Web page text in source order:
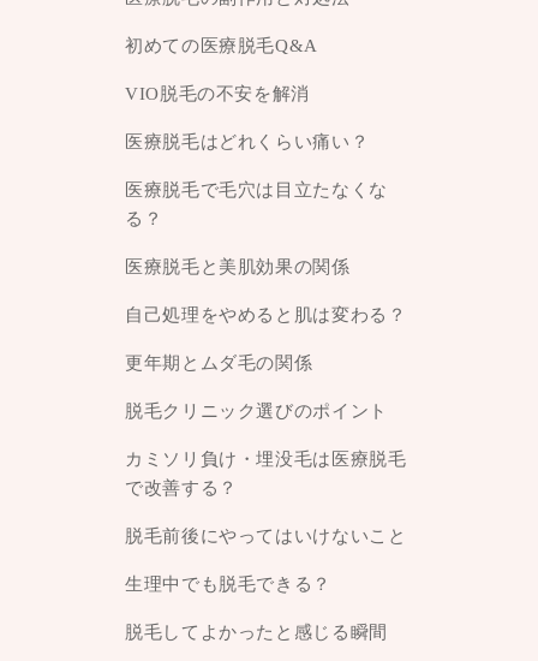
初めての医療脱毛Q&A
VIO脱毛の不安を解消
医療脱毛はどれくらい痛い？
医療脱毛で毛穴は目立たなくな
る？
医療脱毛と美肌効果の関係
自己処理をやめると肌は変わる？
更年期とムダ毛の関係
脱毛クリニック選びのポイント
カミソリ負け・埋没毛は医療脱毛
で改善する？
脱毛前後にやってはいけないこと
生理中でも脱毛できる？
脱毛してよかったと感じる瞬間